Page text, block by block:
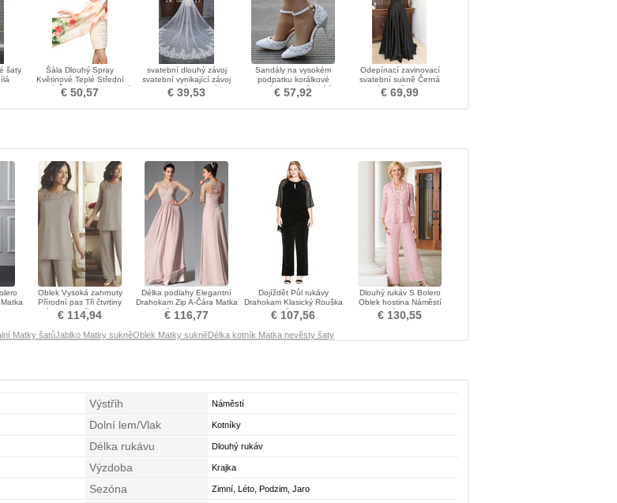
šaty
Šála Dlouhý Spray
Květinové Teplé Střední
Dlouhé Červené Venkovství
€ 50,57
svatební dlouhý závoj
svatební vynikající závoj
krajka velký ocas závoj
€ 39,53
Sandály na vysokém
podpatku korálkové
kamínky sandály bílé
svatební boty
€ 57,92
Odepínací zavinovací
svatební sukně Černá
dlouhá sukně s kapsami
Svatební sukně na zakázku
€ 69,99
Oblek Vysoká zahrnuty
Přírodní pas Tři čtvrtiny
rukávy Matka šaty obleky
€ 114,94
Délka podlahy Elegantní
Drahokam Zip A-Čára Matka
šaty obleky
€ 116,77
Dojíždět Půl rukávy
Drahokam Klasický Rouška
Matka šaty obleky
€ 107,56
Dlouhý rukáv S Bolero
Oblek hostina Náměstí
Matka šaty obleky
€ 130,55
Matky šatůJablko Matky sukněOblek Matky sukněDélka kotník Matka nevěsty šaty
Výstřih Náměstí
Dolní lem/Vlak Kotníky
Délka rukávu Dlouhý rukáv
Výzdoba Krajka
Sezóna Zimní, Léto, Podzim, Jaro